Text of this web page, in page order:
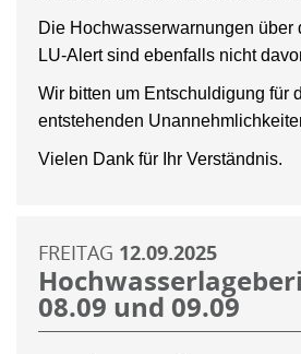
Die Hochwasserwarnungen über
LU-Alert sind ebenfalls nicht
Wir bitten um Entschuldigung für
entstehenden
Vielen Dank für Ihr Verständnis.
FREITAG 12.09.2025
08.09 und 09.09